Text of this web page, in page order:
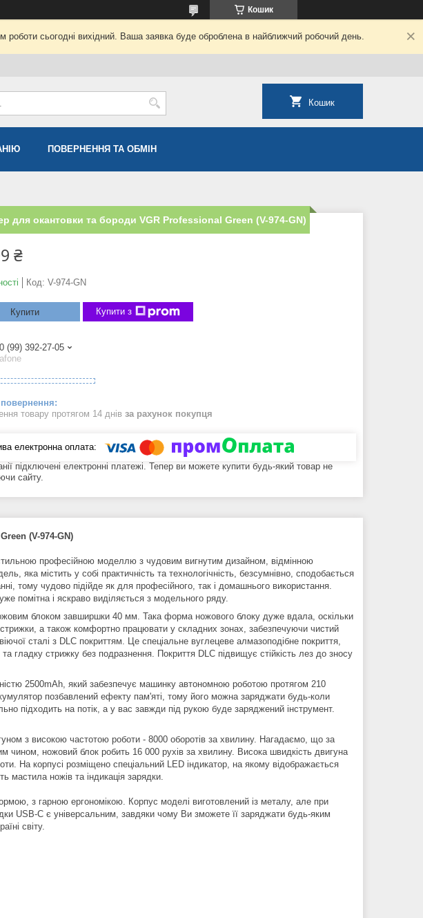
Кошик
роботи сьогодні вихідний. Ваша заявка буде оброблена в найближчий робочий день.
Кошик
ПОВЕРНЕННЯ ТА ОБМІН
для окантовки та бороди VGR Professional Green (V-974-GN)
₴
Код: V-974-GN
Купити Купити з
(99) 392-27-05
товару протягом 14 днів за рахунок покупця
підключені електронні платежі. Тепер ви можете купити будь-який товар не
сайту.
(V-974-GN)
професійною моделлю з чудовим вигнутим дизайном, відмінною
яка містить у собі практичність та технологічність, безсумнівно, сподобається
тому чудово підійде як для професійного, так і домашнього використання.
помітна і яскраво виділяється з модельного ряду.
блоком завширшки 40 мм. Така форма ножового блоку дуже вдала, оскільки
а також комфортно працювати у складних зонах, забезпечуючи чистий
сталі з DLC покриттям. Це спеціальне вуглецеве алмазоподібне покриття,
гладку стрижку без подразнення. Покриття DLC підвищує стійкість лез до зносу
2500mAh, який забезпечує машинку автономною роботою протягом 210
позбавлений ефекту пам'яті, тому його можна заряджати будь-коли
підходить на потік, а у вас завжди під рукою буде заряджений інструмент.
з високою частотою роботи - 8000 оборотів за хвилину. Нагадаємо, що за
чином, ножовий блок робить 16 000 рухів за хвилину. Висока швидкість двигуна
На корпусі розміщено спеціальний LED індикатор, на якому відображається
мастила ножів та індикація зарядки.
з гарною ергономікою. Корпус моделі виготовлений із металу, але при
USB-C є універсальним, завдяки чому Ви зможете її заряджати будь-яким
світу.